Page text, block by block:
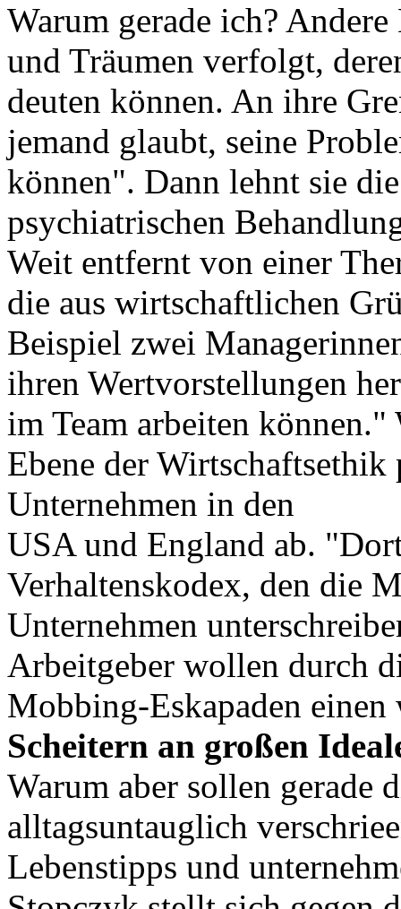
Warum gerade ich?
und Träumen verfolgt,
deuten können. An ihre
jemand glaubt, seine
können". Dann lehnt sie
psychiatrischen
Weit entfernt von einer
die aus wirtschaftlichen
Beispiel zwei
ihren Wertvorstellungen
im Team arbeiten
Ebene der Wirtschaftsethik
Unternehmen in den
USA und England ab.
Verhaltenskodex, den die
Unternehmen
Arbeitgeber wollen durch
Mobbing-Eskapaden
Scheitern an großen
Warum aber sollen gerade
alltagsuntauglich
Lebenstipps und